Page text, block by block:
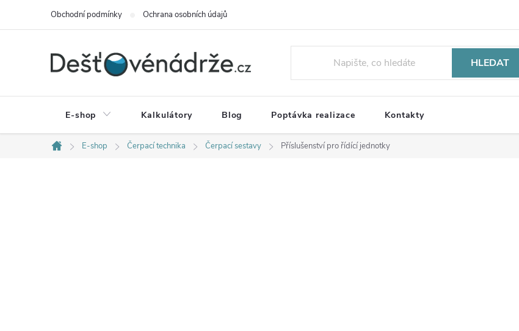
Obchodní podmínky Ochrana osobních údajů
HLEDAT
E-shop Kalkulátory Blog Poptávka realizace Kontakty
Domů
E-shop Čerpací technika Čerpací sestavy Příslušenství pro řídící jednotky